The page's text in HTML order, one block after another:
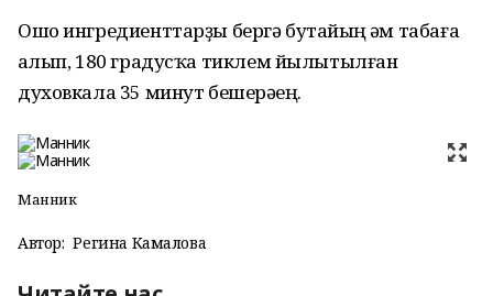
Ошо ингредиенттарҙы бергә бутайһың һәм табаға
һалып, 180 градусҡа тиклем йылытылған
духовкала 35 минут бешерәһең.
Манник
Автор: Регина Камалова